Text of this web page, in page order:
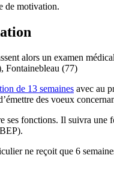
de motivation.
alors un examen
Fontainebleau (77)
de 13 semaines avec au
des voeux
ses fonctions. Il suivra une
ne reçoit que 6